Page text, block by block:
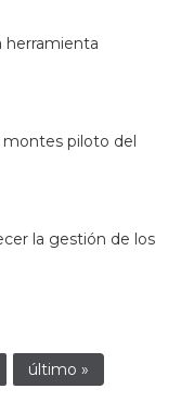
herramienta
montes piloto del
la gestión de los
último »